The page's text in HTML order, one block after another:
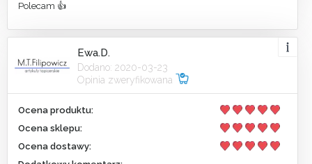
Polecam 👍
Ewa.D.
Dodano: 2020-03-23
Opinia zweryfikowana
Ocena produktu:
Ocena sklepu:
Ocena dostawy: